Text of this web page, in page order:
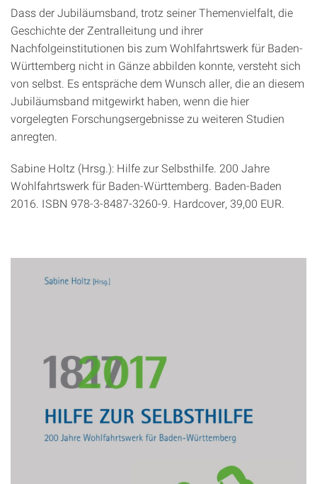
Dass der Jubiläumsband, trotz seiner Themenvielfalt, die
Geschichte der Zentralleitung und ihrer
Nachfolgeinstitutionen bis zum Wohlfahrtswerk für Baden-
Württemberg nicht in Gänze abbilden konnte, versteht sich
von selbst. Es entspräche dem Wunsch aller, die an diesem
Jubiläumsband mitgewirkt haben, wenn die hier
vorgelegten Forschungsergebnisse zu weiteren Studien
anregten.
Sabine Holtz (Hrsg.): Hilfe zur Selbsthilfe. 200 Jahre
Wohlfahrtswerk für Baden-Württemberg. Baden-Baden
2016. ISBN 978-3-8487-3260-9. Hardcover, 39,00 EUR.